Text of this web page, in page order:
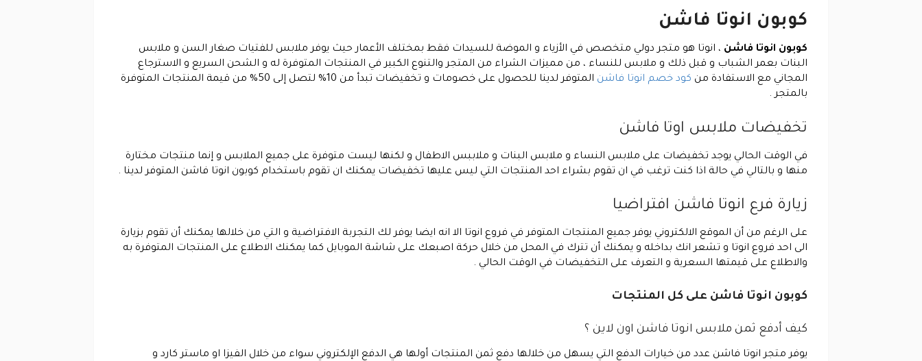
كوبون انوتا فاشن
كوبون انوتا فاشن ، انوتا هو متجر دولي متخصص في الأزياء و الموضة للسيدات فقط بمختلف الأعمار حيث يوفر ملابس للفتيات صغار السن و ملابس
البنات بعمر الشباب و قبل ذلك و ملابس للنساء ، من مميزات الشراء من المتجر والتنوع الكبير في المنتجات المتوفرة له و الشحن السريع و الاسترجاع
المجاني مع الاستفادة من كود خصم انوتا فاشن
المتوفر لدينا للحصول على خصومات و تخفيضات تبدأ من 10% لتصل إلى 50% من قيمة المنتجات المتوفرة
بالمتجر .
تخفيضات ملابس اوتا فاشن
في الوقت الحالي يوجد تخفيضات على ملابس النساء و ملابس البنات و ملاببس الاطفال و لكنها ليست متوفرة على جميع الملابس و إنما منتجات مختارة
منها و بالتالي في حالة اذا كنت ترغب في ان تقوم بشراء احد المنتجات التي ليس عليها تخفيضات يمكنك ان تقوم باستخدام كوبون انوتا فاشن المتوفر لدينا .
زيارة فرع انوتا فاشن افتراضيا
على الرغم من أن الموقع الالكتروني يوفر جميع المنتجات المتوفر في فروع انوتا الا انه ايضا يوفر لك التجربة الافتراضية و التي من خلالها يمكنك أن تقوم بزيارة
الى احد فروع انوتا و تشعر انك بداخله و يمكنك أن تترك في المحل من خلال حركة اصبعك على شاشة الموبايل كما يمكنك الاطلاع على المنتجات المتوفرة به
والاطلاع على قيمتها السعرية و التعرف على التخفيضات في الوقت الحالي .
كوبون انوتا فاشن على كل المنتجات
كيف أدفع ثمن ملابس انوتا فاشن اون لاين ؟
يوفر متجر انوتا فاشن عدد من خيارات الدفع التي يسهل من خلالها دفع ثمن المنتجات أولها هي الدفع الإلكتروني سواء من خلال الفيزا او ماستر كارد و